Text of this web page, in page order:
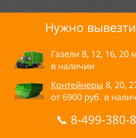
Нужно
Газели 8, 12, 16, 20
в наличии
Контейнеры 8, 20,
от 6900 руб. в
📞 8-499-380-